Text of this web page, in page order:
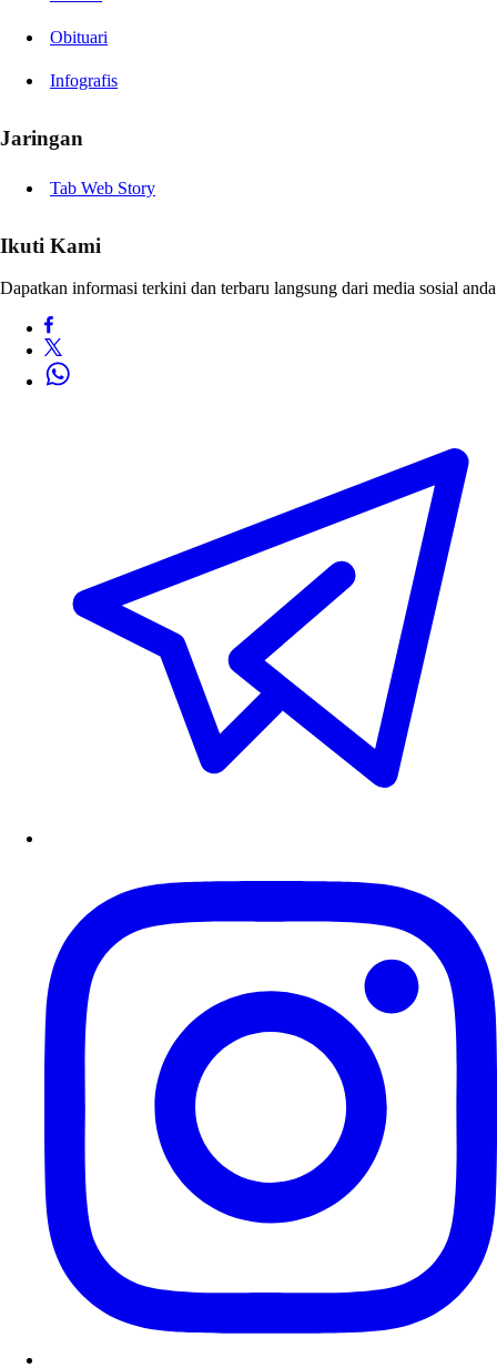
Obituari
Infografis
Jaringan
Tab Web Story
Ikuti Kami
Dapatkan informasi terkini dan terbaru langsung dari media sosial anda